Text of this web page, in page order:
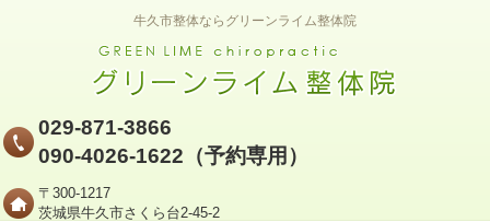
牛久市整体ならグリーンライム整体院
029-871-3866
090-4026-1622（予約専用）
〒300-1217
茨城県牛久市さくら台2-45-2